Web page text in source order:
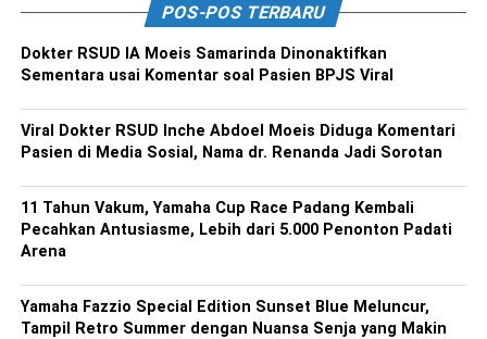
POS-POS TERBARU
Dokter RSUD IA Moeis Samarinda Dinonaktifkan
Sementara usai Komentar soal Pasien BPJS Viral
Viral Dokter RSUD Inche Abdoel Moeis Diduga Komentari
Pasien di Media Sosial, Nama dr. Renanda Jadi Sorotan
11 Tahun Vakum, Yamaha Cup Race Padang Kembali
Pecahkan Antusiasme, Lebih dari 5.000 Penonton Padati
Arena
Yamaha Fazzio Special Edition Sunset Blue Meluncur,
Tampil Retro Summer dengan Nuansa Senja yang Makin